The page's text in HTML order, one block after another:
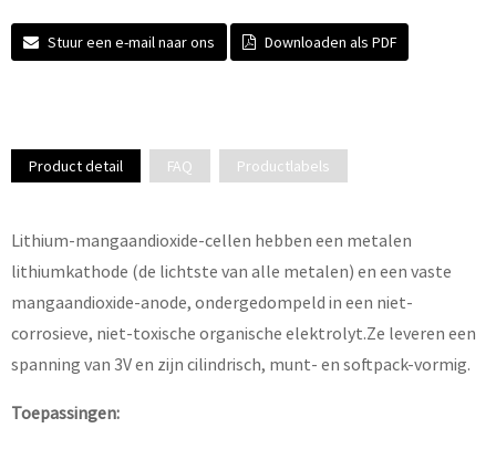
Stuur een e-mail naar ons Downloaden als PDF
Product detail FAQ Productlabels
Lithium-mangaandioxide-cellen hebben een metalen
lithiumkathode (de lichtste van alle metalen) en een vaste
mangaandioxide-anode, ondergedompeld in een niet-
corrosieve, niet-toxische organische elektrolyt.Ze leveren een
spanning van 3V en zijn cilindrisch, munt- en softpack-vormig.
Toepassingen: